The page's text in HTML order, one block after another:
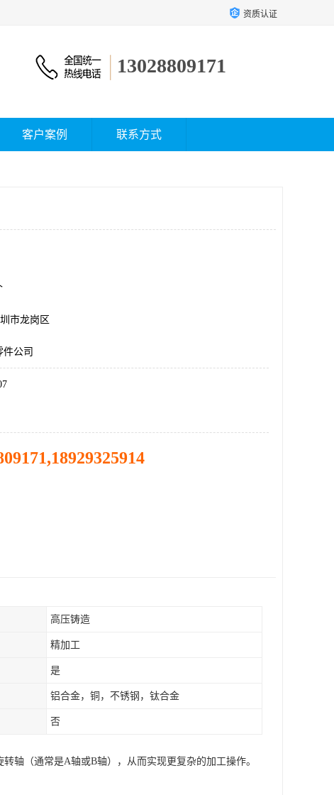
资质认证
13028809171
客户案例 联系方式
市龙岗区
件公司
高压铸造
精加工
是
铝合金，铜，不锈钢，钛合金
否
轴（通常是A轴或B轴），从而实现更复杂的加工操作。